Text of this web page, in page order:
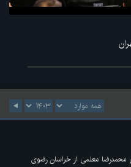
محمدرضا معلمی از خراسان رضوی